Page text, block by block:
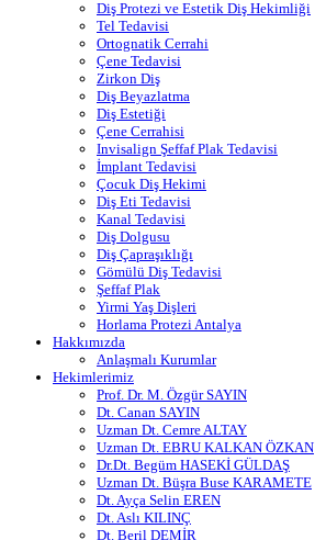
Diş Protezi ve Estetik Diş Hekimliği
Tel Tedavisi
Ortognatik Cerrahi
Çene Tedavisi
Zirkon Diş
Diş Beyazlatma
Diş Estetiği
Çene Cerrahisi
Invisalign Şeffaf Plak Tedavisi
İmplant Tedavisi
Çocuk Diş Hekimi
Diş Eti Tedavisi
Kanal Tedavisi
Diş Dolgusu
Diş Çapraşıklığı
Gömülü Diş Tedavisi
Şeffaf Plak
Yirmi Yaş Dişleri
Horlama Protezi Antalya
Hakkımızda
Anlaşmalı Kurumlar
Hekimlerimiz
Prof. Dr. M. Özgür SAYIN
Dt. Canan SAYIN
Uzman Dt. Cemre ALTAY
Uzman Dt. EBRU KALKAN ÖZKAN
Dr.Dt. Begüm HASEKİ GÜLDAŞ
Uzman Dt. Büşra Buse KARAMETE
Dt. Ayça Selin EREN
Dt. Aslı KILINÇ
Dt. Beril DEMİR